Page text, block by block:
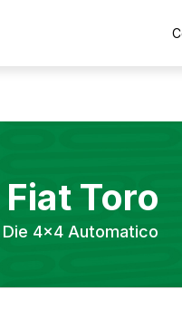
Fiat Toro
Die 4x4 Automatico